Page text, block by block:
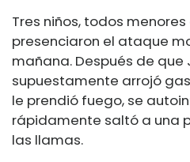
Tres niños, todos
presenciaron el ataque
mañana. Después de que
supuestamente arrojó
le prendió fuego, se
rápidamente saltó a una
las llamas.